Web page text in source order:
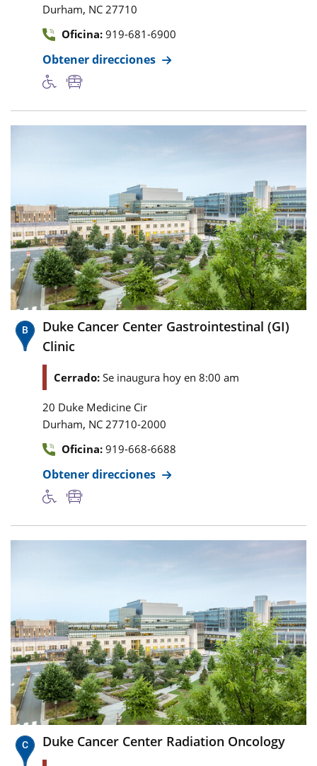
Durham, NC 27710
Oficina: 919-681-6900
Obtener direcciones
Duke Cancer Center Gastrointestinal (GI)
Clinic
Cerrado: Se inaugura hoy en 8:00 am
20 Duke Medicine Cir
Durham, NC 27710-2000
Oficina: 919-668-6688
Obtener direcciones
Duke Cancer Center Radiation Oncology